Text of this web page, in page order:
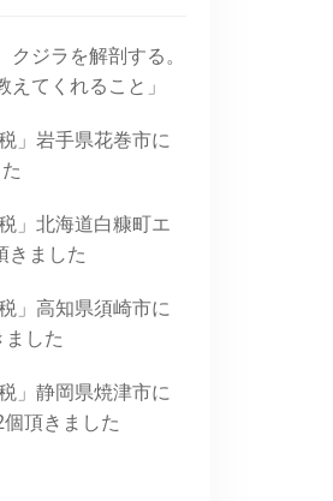
ジラを解剖する。
えてくれること」
」岩手県花巻市に
」北海道白糠町エ
きました
」高知県須崎市に
した
」静岡県焼津市に
頂きました